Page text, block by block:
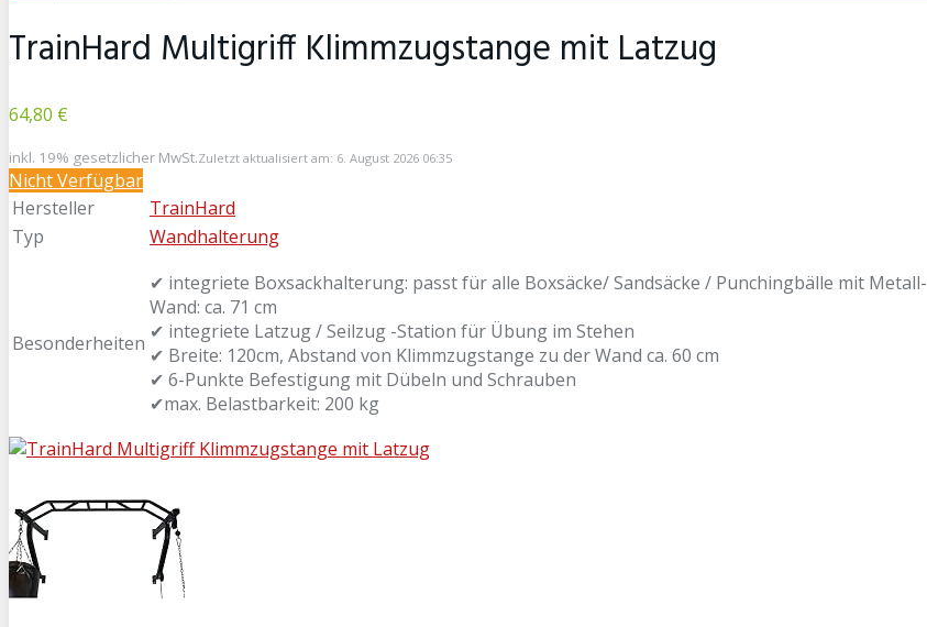
TrainHard Multigriff Klimmzugstange mit Latzug
64,80 €
inkl. 19% gesetzlicher MwSt.Zuletzt aktualisiert am: 6. August 2026 06:35
Nicht Verfügbar
Hersteller
TrainHard
Typ
Wandhalterung
Besonderheiten
✔ integriete Boxsackhalterung: passt für alle Boxsäcke/ Sandsäcke / Punchingbälle mit
Wand: ca. 71 cm
✔ integriete Latzug / Seilzug -Station für Übung im Stehen
✔ Breite: 120cm, Abstand von Klimmzugstange zu der Wand ca. 60 cm
✔ 6-Punkte Befestigung mit Dübeln und Schrauben
✔max. Belastbarkeit: 200 kg